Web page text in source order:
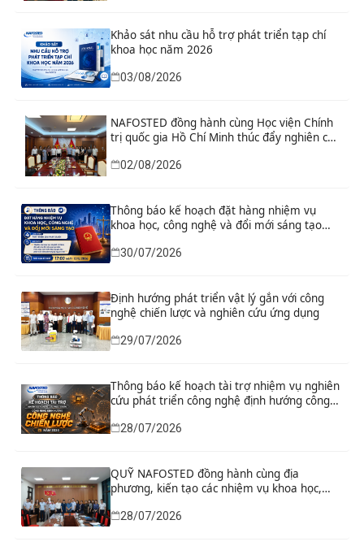
Khảo sát nhu cầu hỗ trợ phát triển tạp chí
khoa học năm 2026
03/08/2026
NAFOSTED đồng hành cùng Học viện Chính
trị quốc gia Hồ Chí Minh thúc đẩy nghiên cứu
02/08/2026
Thông báo kế hoạch đặt hàng nhiệm vụ
khoa học, công nghệ và đổi mới sáng tạo
“Nghiên cứu khoa học tổng kết thi hành, đề
xuất sửa đổi, bổ sung toàn diện Hiến pháp
30/07/2026
Định hướng phát triển vật lý gắn với công
nghệ chiến lược và nghiên cứu ứng dụng
29/07/2026
Thông báo kế hoạch tài trợ nhiệm vụ nghiên
cứu phát triển công nghệ định hướng công
nghệ chiến lược năm 2026
28/07/2026
QUỸ NAFOSTED đồng hành cùng địa
phương, kiến tạo các nhiệm vụ khoa học,
phát triển thực tiễn
28/07/2026